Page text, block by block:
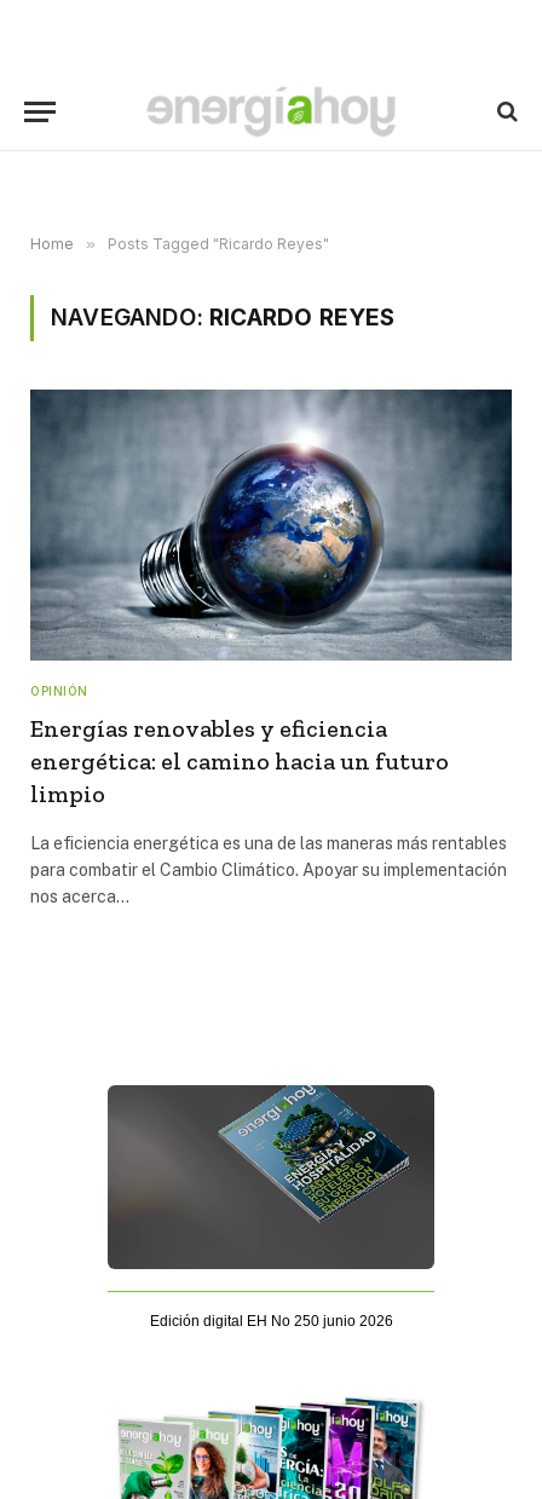
Home » Posts Tagged "Ricardo Reyes"
NAVEGANDO: RICARDO REYES
OPINIÓN
Energías renovables y eficiencia
energética: el camino hacia un futuro
limpio
La eficiencia energética es una de las maneras más rentables
para combatir el Cambio Climático. Apoyar su implementación
nos acerca…
Edición digital EH No 250 junio 2026